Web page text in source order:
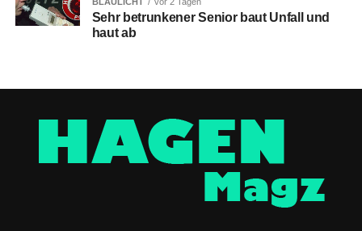
Sehr betrunkener Senior baut Unfall und
haut ab